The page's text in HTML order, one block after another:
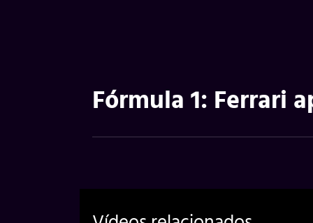
Fórmula 1: Ferrari